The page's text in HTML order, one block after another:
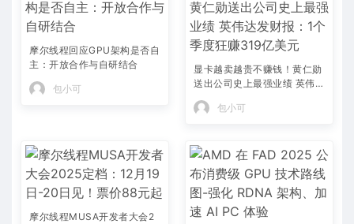
摩尔线程回应GPU架构是否自
主：开放合作与自研结合
包小可
显卡越卖越贵不赚钱！黄仁勋
送出公司史上最强业绩 英伟达
发财报：1个季度狂赚319亿
美元
包小可
摩尔线程MUSA开发者大会2